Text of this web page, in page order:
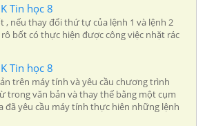
Tin học 8
, nếu thay đổi thứ tự của lệnh 1 và lệnh 2
bốt có thực hiện được công việc nhặt rác
Tin học 8
trên máy tính và yêu cầu chương trình
trong văn bản và thay thế bằng một cụm
đã yêu cầu máy tính thực hiên những lệnh